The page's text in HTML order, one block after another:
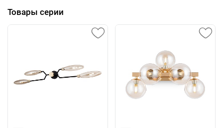
Товары серии